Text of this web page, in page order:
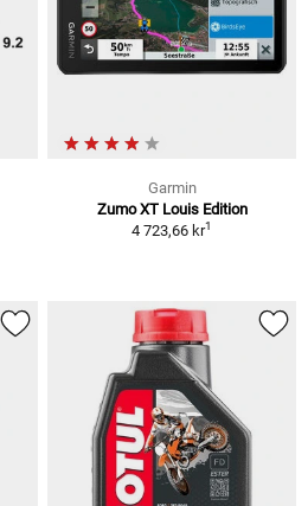
Garmin
Zumo XT Louis Edition
4 723,66 kr1